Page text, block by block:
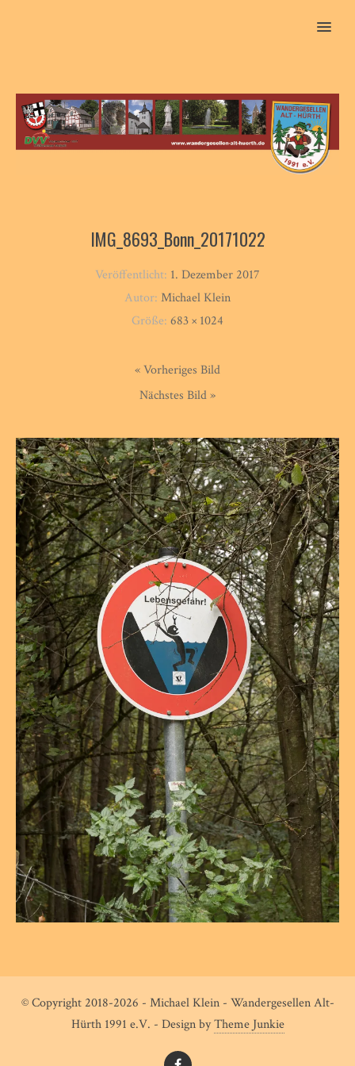
MENU
IMG_8693_Bonn_20171022
Veröffentlicht: 1. Dezember 2017
Autor: Michael Klein
Größe: 683 × 1024
« Vorheriges Bild
Nächstes Bild »
© Copyright 2018-2026 - Michael Klein - Wandergesellen Alt-
Hürth 1991 e.V. - Design byTheme Junkie